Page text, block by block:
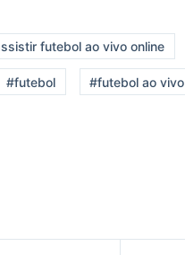
futebol ao vivo online
#futebol #futebol ao vivo